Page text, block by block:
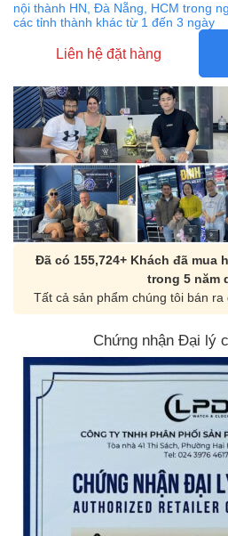
nội thành HN, Đà Nẵng, HCM trong
các tỉnh thành khác từ 1 đến 3 ngày
Liên hệ đặt hàng
Đã có 155,724+ Khách đã mua
trong 5 năm
Tất cả sản phẩm chúng tôi bán
Chứng nhận Đại lý